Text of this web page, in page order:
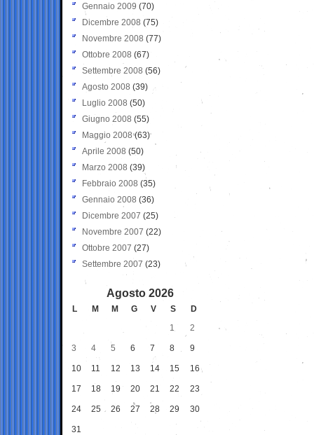
Gennaio 2009 (70)
Dicembre 2008 (75)
Novembre 2008 (77)
Ottobre 2008 (67)
Settembre 2008 (56)
Agosto 2008 (39)
Luglio 2008 (50)
Giugno 2008 (55)
Maggio 2008(63)
Aprile 2008 (50)
Marzo 2008 (39)
Febbraio 2008 (35)
Gennaio 2008 (36)
Dicembre 2007 (25)
Novembre 2007 (22)
Ottobre 2007 (27)
Settembre 2007 (23)
Agosto 2026
L M M G V S
D
1
2
3 4 5 6 7 8 9
10 11 12 13 14 15 16
17 18 19 20 21 22 23
24 25 26 27 28 29 30
31